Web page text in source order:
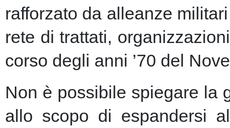
rafforzato da alleanze
rete di trattati,
corso degli anni ’70 del
Non è possibile spiegare la
allo scopo di espandersi